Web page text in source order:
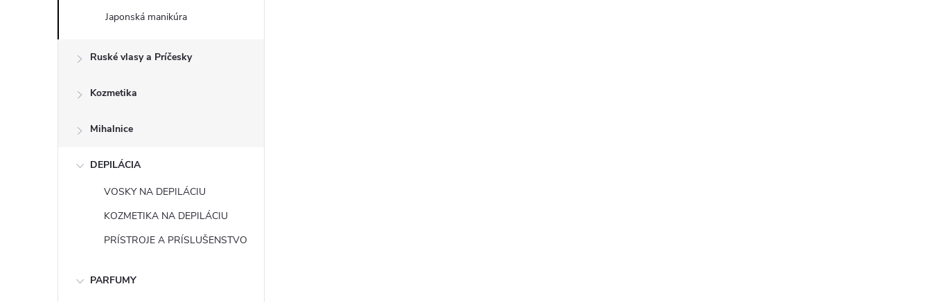
Japonská manikúra
Ruské vlasy a Príčesky
Kozmetika
Mihalnice
DEPILÁCIA
VOSKY NA DEPILÁCIU
KOZMETIKA NA DEPILÁCIU
PRÍSTROJE A PRÍSLUŠENSTVO
PARFUMY